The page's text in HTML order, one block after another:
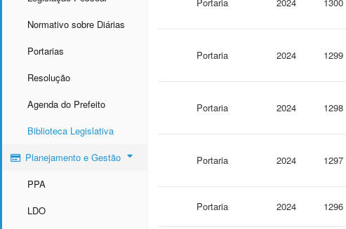
Normativo sobre Diárias
Portarias
Resolução
Agenda do Prefeito
Biblioteca Legislativa
Planejamento e Gestão
PPA
LDO
Portaria 2024 1299
Portaria 2024 1298
Portaria 2024 1297
Portaria 2024 1296